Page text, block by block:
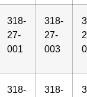
318-
27-
001
318-
27-
003
318-
318-